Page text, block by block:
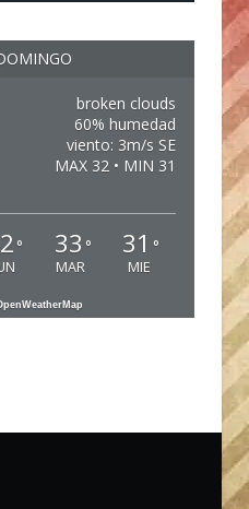
broken clouds
60% humedad
viento: 3m/s SE
MAX 32 • MIN 31
° 33 °
MAR
31 °
MIE